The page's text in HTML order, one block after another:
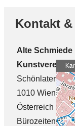
Kontakt
Alte Schmiede
Kunstverein
1010 Wien
Österreich
Bürozeiten: Mo–